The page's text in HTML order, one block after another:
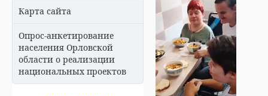
Карта сайта
Опрос-анкетирование
населения Орловской
области о реализации
национальных проектов